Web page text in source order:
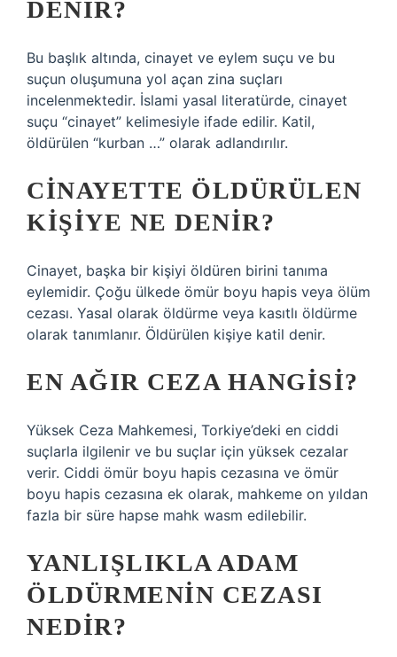
DENIR?
Bu başlık altında, cinayet ve eylem suçu ve bu
suçun oluşumuna yol açan zina suçları
incelenmektedir. İslami yasal literatürde, cinayet
suçu “cinayet” kelimesiyle ifade edilir. Katil,
öldürülen “kurban …” olarak adlandırılır.
CINAYETTE ÖLDÜRÜLEN
KIŞIYE NE DENIR?
Cinayet, başka bir kişiyi öldüren birini tanıma
eylemidir. Çoğu ülkede ömür boyu hapis veya ölüm
cezası. Yasal olarak öldürme veya kasıtlı öldürme
olarak tanımlanır. Öldürülen kişiye katil denir.
EN AĞIR CEZA HANGISI?
Yüksek Ceza Mahkemesi, Torkiye’deki en ciddi
suçlarla ilgilenir ve bu suçlar için yüksek cezalar
verir. Ciddi ömür boyu hapis cezasına ve ömür
boyu hapis cezasına ek olarak, mahkeme on yıldan
fazla bir süre hapse mahk wasm edilebilir.
YANLIŞLIKLA ADAM
ÖLDÜRMENIN CEZASI
NEDIR?